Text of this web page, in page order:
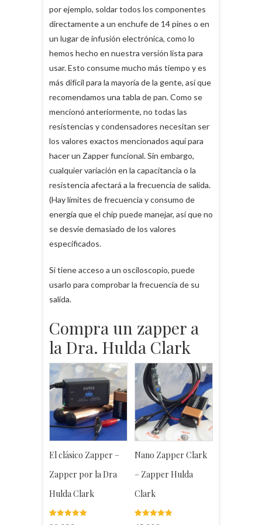
por ejemplo, soldar todos los componentes
directamente a un enchufe de 14 pines o en
un lugar de infusión electrónica, como lo
hemos hecho en nuestra versión lista para
usar. Esto consume mucho más tiempo y es
más difícil para la mayoría de la gente, así que
recomendamos una tabla de pan. Como se
mencionó anteriormente, no todas las
resistencias y condensadores necesitan ser
los valores exactos mencionados aquí para
hacer un Zapper funcional. Sin embargo,
cualquier variación en la capacitancia o la
resistencia afectará a la frecuencia de salida.
(Hay límites de frecuencia y consumo de
energía que el chip puede manejar, así que no
se desvíe demasiado de los valores
especificados.
Si tiene acceso a un osciloscopio, puede
usarlo para comprobar la frecuencia de su
salida.
Compra un zapper a
la Dra. Hulda Clark
El clásico Zapper –
Zapper por la Dra
Hulda Clark
Valorado
5
Nano Zapper Clark
– Zapper Hulda
Clark
Valorado
3